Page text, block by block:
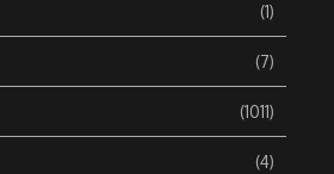
(1)
(7)
(1011)
(4)